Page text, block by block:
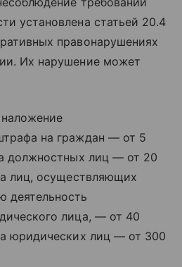
установлена статьей 20.4
правонарушениях
Их нарушение может
на граждан — от 5
должностных лиц — от 20
лиц, осуществляющих
деятельность
лица, — от 40
юридических лиц — от 300